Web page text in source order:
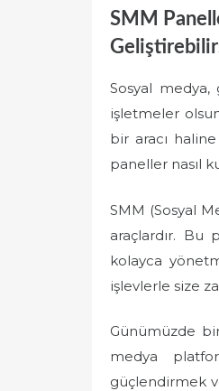
SMM
Sosyal
işletmeler
bir aracı
paneller nasıl
SMM (Sosyal
araçlardır. Bu
kolayca
işlevlerle size
Günümüzde
medya
güçlendirmek